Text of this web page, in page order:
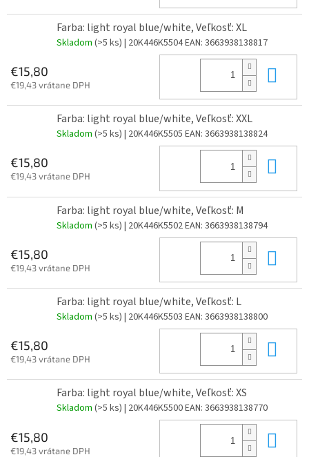
Farba: light royal blue/white, Veľkosť: XL
Skladom (>5 ks) | 20K446K5504EAN: 3663938138817
€15,80
€19,43 vrátane DPH
Farba: light royal blue/white, Veľkosť: XXL
Skladom (>5 ks) | 20K446K5505 EAN: 3663938138824
€15,80
€19,43 vrátane DPH
Farba: light royal blue/white, Veľkosť: M
Skladom (>5 ks) | 20K446K5502EAN: 3663938138794
€15,80
€19,43 vrátane DPH
Farba: light royal blue/white, Veľkosť: L
Skladom (>5 ks) | 20K446K5503 EAN: 3663938138800
€15,80
€19,43 vrátane DPH
Farba: light royal blue/white, Veľkosť: XS
Skladom (>5 ks) | 20K446K5500EAN: 3663938138770
€15,80
€19,43 vrátane DPH